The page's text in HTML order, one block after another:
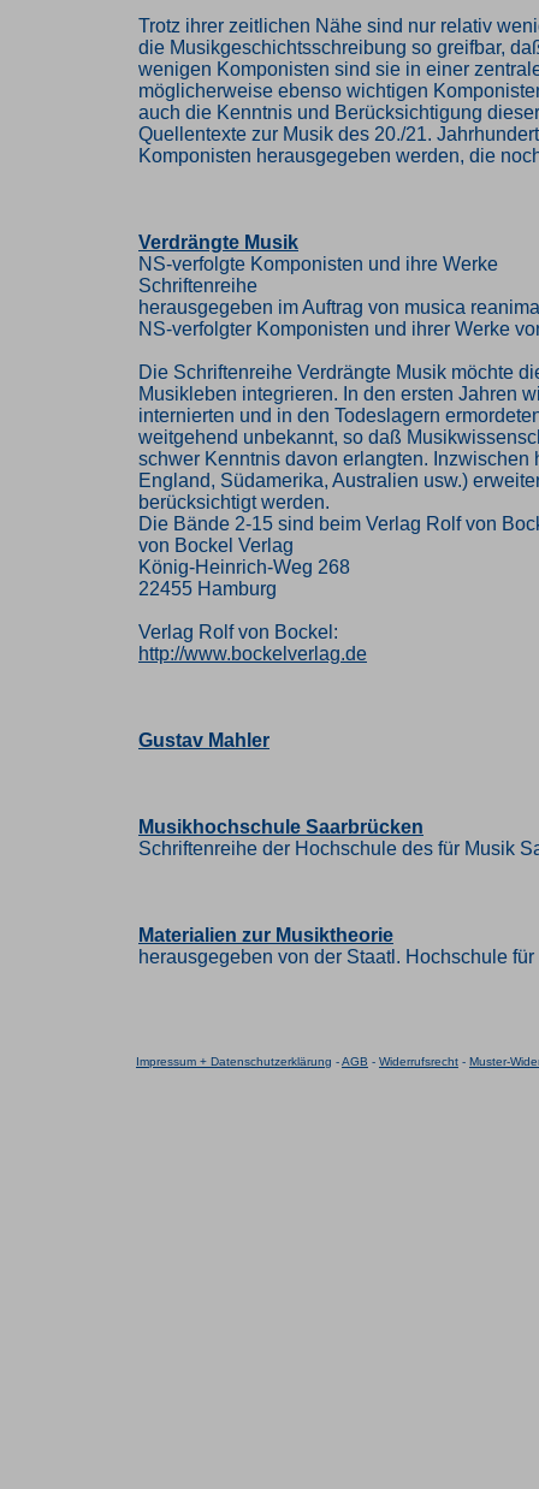
Trotz ihrer zeitlichen Nähe sind nur relativ
die Musikgeschichtsschreibung so greifbar,
wenigen Komponisten sind sie in einer
möglicherweise ebenso wichtigen
auch die Kenntnis und Berücksichtigung
Quellentexte zur Musik des 20./21.
Komponisten herausgegeben werden, die
Verdrängte Musik
NS-verfolgte Komponisten und ihre Werke
Schriftenreihe
herausgegeben im Auftrag von musica
NS-verfolgter Komponisten und ihrer Werke
Die Schriftenreihe Verdrängte Musik möchte
Musikleben integrieren. In den ersten Jahren
internierten und in den Todeslagern
weitgehend unbekannt, so daß
schwer Kenntnis davon erlangten.
England, Südamerika, Australien usw.)
berücksichtigt werden.
Die Bände 2-15 sind beim Verlag Rolf von
von Bockel Verlag
König-Heinrich-Weg 268
22455 Hamburg
Verlag Rolf von Bockel:
http://www.bockelverlag.de
Gustav Mahler
Musikhochschule Saarbrücken
Schriftenreihe der Hochschule des für Musik
Materialien zur Musiktheorie
herausgegeben von der Staatl. Hochschule
Impressum + Datenschutzerklärung -AGB - Widerrufsrecht - Muster-